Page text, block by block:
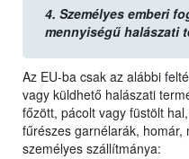
4. Személyes emberi
mennyiségű halászati
Az EU-ba csak az alábbi
vagy küldhető halászati
főzött, pácolt vagy füstölt
fűrészes garnélarák,
személyes szállítmánya: